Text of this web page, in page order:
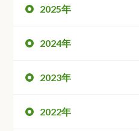
2025年
2024年
2023年
2022年